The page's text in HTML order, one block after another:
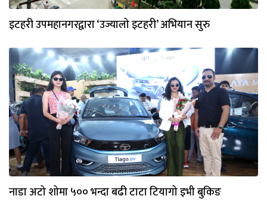
इटहरी उपमहानगरद्वारा ‘उज्यालो इटहरी’ अभियान सुरु
नाडा अटो शोमा ५०० भन्दा बढी टाटा टियागो इभी बुकिङ